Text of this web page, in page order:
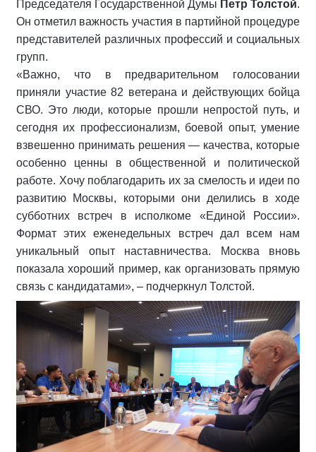
Председателя Государственной Думы Петр Толстой.
Он отметил важность участия в партийной процедуре
представителей различных профессий и социальных
групп.
«Важно, что в предварительном голосовании
приняли участие 82 ветерана и действующих бойца
СВО. Это люди, которые прошли непростой путь, и
сегодня их профессионализм, боевой опыт, умение
взвешенно принимать решения — качества, которые
особенно ценны в общественной и политической
работе. Хочу поблагодарить их за смелость и идеи по
развитию Москвы, которыми они делились в ходе
субботних встреч в исполкоме «Единой России».
Формат этих еженедельных встреч дал всем нам
уникальный опыт наставничества. Москва вновь
показала хороший пример, как организовать прямую
связь с кандидатами», – подчеркнул Толстой.